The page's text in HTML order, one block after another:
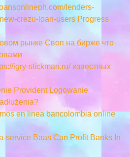
lenders-
crezu-loan-users Progress
рынке Своп на бирже что
igry-stickman.ru/ известных
Provident Logowanie
en linea bancolombia online
service Baas Can Profit Banks In